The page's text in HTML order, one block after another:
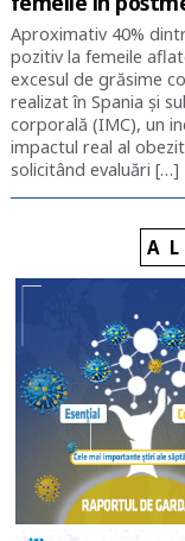
Aproximativ 40%
pozitiv la femeile
excesul de grăsime
realizat în Spania și
corporală (IMC), un
impactul real al
solicitând evaluări […]